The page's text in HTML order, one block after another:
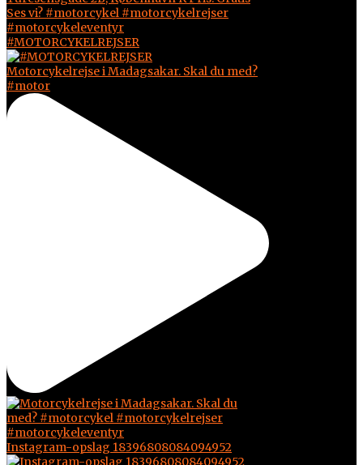
#MOTORCYKELREJSER
Motorcykelrejse i Madagsakar. Skal du med?
#motor
Instagram-opslag 18396808084094952